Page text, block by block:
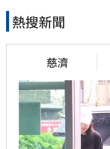
熱搜新聞
慈濟